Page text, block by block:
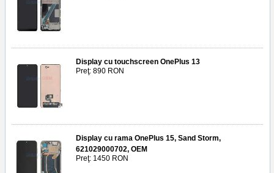
Display cu touchscreen OnePlus 13
Preţ: 890 RON
Display cu rama OnePlus 15, Sand Storm,
621029000702, OEM
Preţ: 1450 RON